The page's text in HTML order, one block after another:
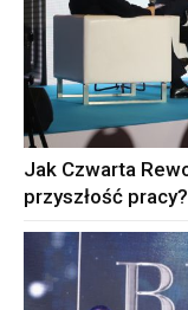
Jak Czwarta
przyszłość pracy?